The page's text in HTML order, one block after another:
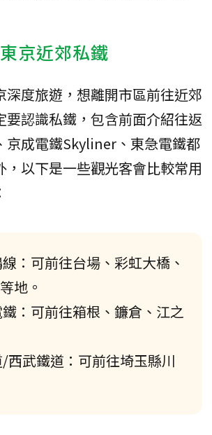
京近郊私鐵
深度旅遊，想離開市區前往近郊
要認識私鐵，包含前面介紹往返
京成電鐵Skyliner、東急電鐵都
，以下是一些觀光客會比較常用
：可前往台場、彩虹大橋、
地。
：可前往箱根、鐮倉、江之
西武鐵道：可前往埼玉縣川